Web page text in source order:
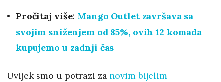
Pročitaj više: Mango Outlet završava sa
svojim sniženjem od 85%, ovih 12 komada
kupujemo u zadnji čas
Uvijek smo u potrazi za novim bijelim